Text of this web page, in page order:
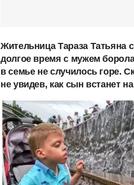
Жительница Тараза Татьяна
долгое время с мужем
в семье не случилось горе.
не увидев, как сын встанет